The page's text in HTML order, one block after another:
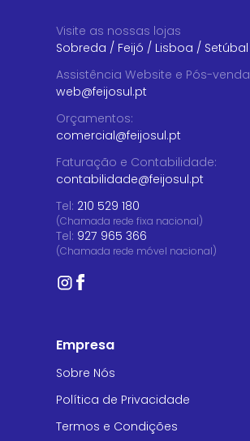
Visite as nossas lojas
Sobreda / Feijó / Lisboa / Setúbal
Assistência Website e Pós-venda
web@feijosul.pt
Orçamentos:
comercial@feijosul.pt
Faturação e Contabilidade:
contabilidade@feijosul.pt
Tel: 210 529 180
(Chamada rede fixa nacional)
Tel: 927 965 366
(Chamada rede móvel nacional)
Empresa
Sobre Nós
Política de Privacidade
Termos e Condições